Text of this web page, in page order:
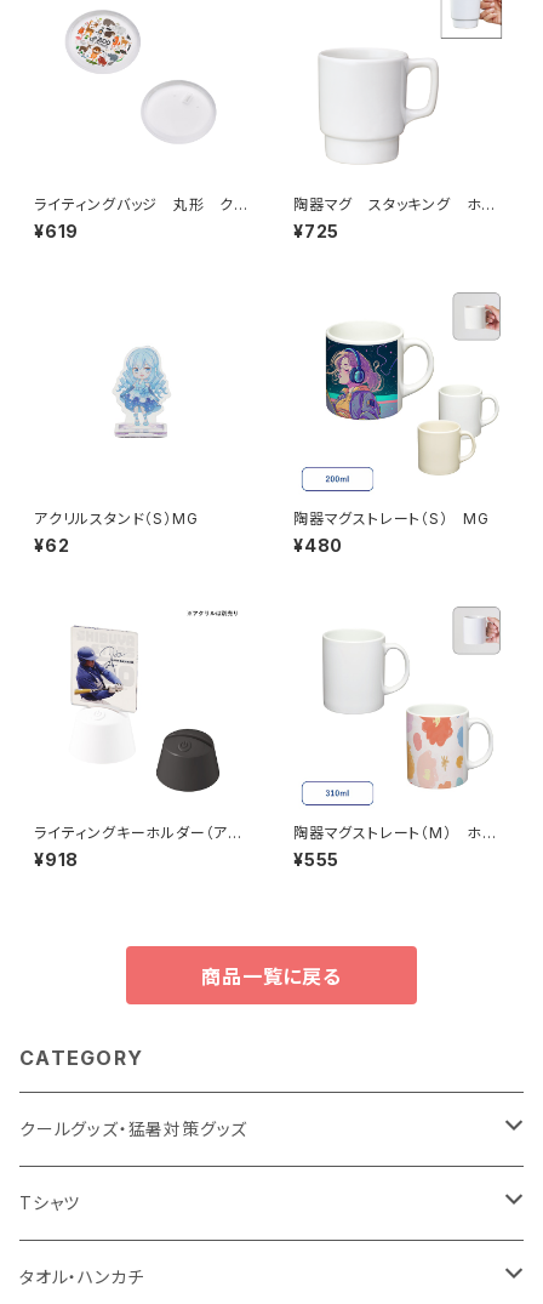
ライティングバッジ 丸形 クリ
ア MG
¥619
陶器マグ スタッキング ホワ
イト MG
¥725
アクリルスタンド（S）MG
¥62
陶器マグストレート（S） MG
¥480
ライティングキーホルダー（アク
リル板対応） MG
¥918
陶器マグストレート（M） ホワ
イト MG
¥555
商品一覧に戻る
CATEGORY
クールグッズ・猛暑対策グッズ
扇風機
うちわ
Tシャツ
カスタムプリントTシャツ（国内プリント）
タオル・ハンカチ